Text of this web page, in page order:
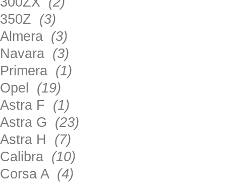
350Z (3)
Almera (3)
Navara (3)
Primera (1)
Opel (19)
Astra F (1)
Astra G (23)
Astra H (7)
Calibra (10)
Corsa A (4)